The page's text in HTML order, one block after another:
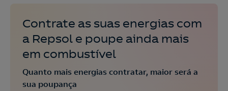
Contrate as suas energias com
a Repsol e poupe ainda mais
em combustível
Quanto mais energias contratar, maior será a
sua poupança